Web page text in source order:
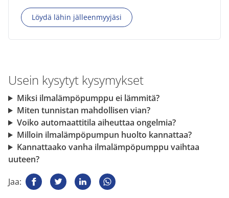
Löydä lähin jälleenmyyjäsi
Usein kysytyt kysymykset
Miksi ilmalämpöpumppu ei lämmitä?
Miten tunnistan mahdollisen vian?
Voiko automaattitila aiheuttaa ongelmia?
Milloin ilmalämpöpumpun huolto kannattaa?
Kannattaako vanha ilmalämpöpumppu vaihtaa
uuteen?
Jaa: